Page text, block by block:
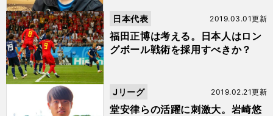
福田正博は考える。日本人はロン
グボール戦術を採用すべきか？
2019.03.01更新
日本代表
堂安律らの活躍に刺激大。岩崎悠
2019.02.21更新
Jリーグ